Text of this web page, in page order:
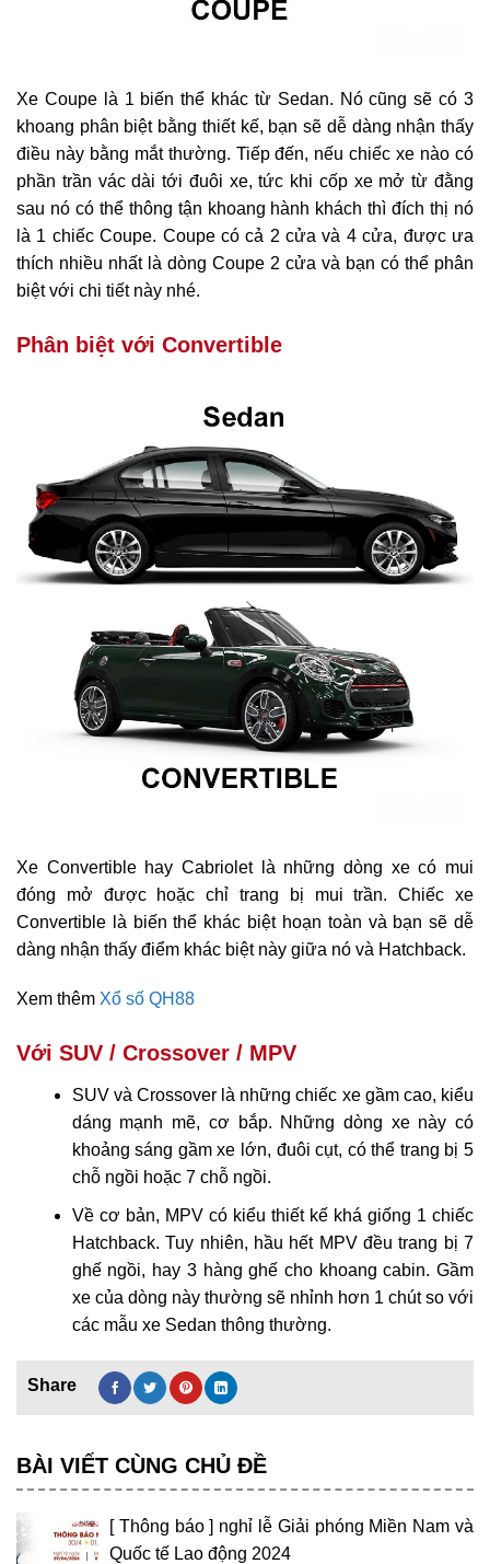
Xe Coupe là 1 biến thể khác từ Sedan. Nó cũng sẽ có 3
khoang phân biệt bằng thiết kế, bạn sẽ dễ dàng nhận thấy
điều này bằng mắt thường. Tiếp đến, nếu chiếc xe nào có
phần trần vác dài tới đuôi xe, tức khi cốp xe mở từ đằng
sau nó có thể thông tận khoang hành khách thì đích thị nó
là 1 chiếc Coupe. Coupe có cả 2 cửa và 4 cửa, được ưa
thích nhiều nhất là dòng Coupe 2 cửa và bạn có thể phân
biệt với chi tiết này nhé.
Phân biệt với Convertible
Xe Convertible hay Cabriolet là những dòng xe có mui
đóng mở được hoặc chỉ trang bị mui trần. Chiếc xe
Convertible là biến thể khác biệt hoạn toàn và bạn sẽ dễ
dàng nhận thấy điểm khác biệt này giữa nó và Hatchback.
Xem thêm Xổ số QH88
Với SUV / Crossover / MPV
SUV và Crossover là những chiếc xe gầm cao, kiểu
dáng mạnh mẽ, cơ bắp. Những dòng xe này có
khoảng sáng gầm xe lớn, đuôi cụt, có thể trang bị 5
chỗ ngồi hoặc 7 chỗ ngồi.
Về cơ bản, MPV có kiểu thiết kế khá giống 1 chiếc
Hatchback. Tuy nhiên, hầu hết MPV đều trang bị 7
ghế ngồi, hay 3 hàng ghế cho khoang cabin. Gầm
xe của dòng này thường sẽ nhỉnh hơn 1 chút so với
các mẫu xe Sedan thông thường.
BÀI VIẾT CÙNG CHỦ ĐỀ
[ Thông báo ] nghỉ lễ Giải phóng Miền Nam và
Quốc tế Lao động 2024